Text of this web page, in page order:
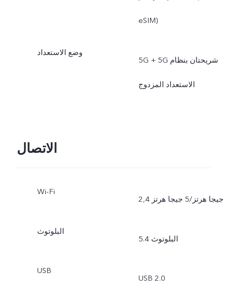
eSIM)
وضع الاستعداد
5G + 5G شريحتان بنظام
الاستعداد المزدوج
الاتصال
Wi-Fi
2,4 جيجا هرتز/5 جيجا هرتز
البلوتوث
البلوتوث 5.4
USB
USB 2.0